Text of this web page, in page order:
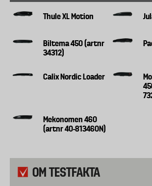
Thule XL Motion
Biltema 450 (artnr
34312)
Calix Nordic Loader
Mekonomen 460
(artnr 40-813460N)
OM TESTFAKTA